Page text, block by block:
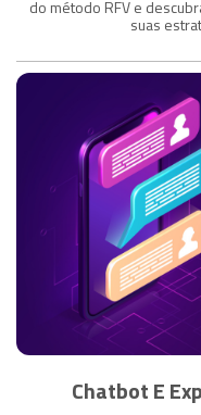
do método RFV e
suas
Chatbot E